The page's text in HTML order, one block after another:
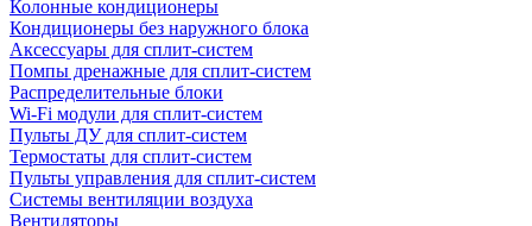
Колонные кондиционеры
Кондиционеры без наружного блока
Аксессуары для сплит-систем
Помпы дренажные для сплит-систем
Распределительные блоки
Wi-Fi модули для сплит-систем
Пульты ДУ для сплит-систем
Термостаты для сплит-систем
Пульты управления для сплит-систем
Системы вентиляции воздуха
Вентиляторы